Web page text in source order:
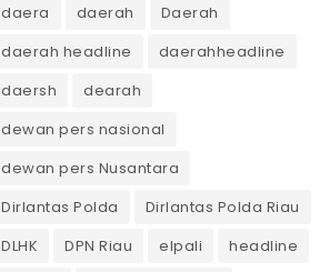
daera
daerah
Daerah
daerah headline
daerahheadline
daersh
dearah
dewan pers nasional
dewan pers Nusantara
Dirlantas Polda
Dirlantas Polda Riau
DLHK
DPN Riau elpali headline